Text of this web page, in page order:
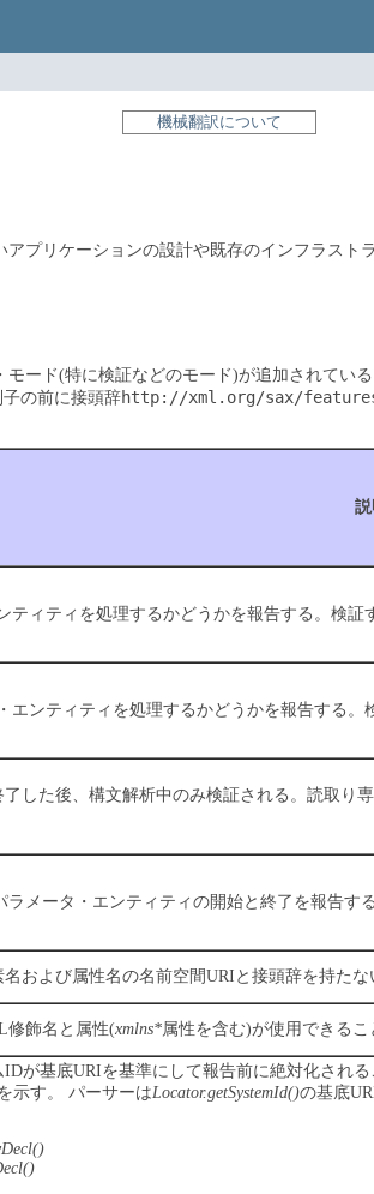
機械翻訳について
プリケーションの設計や既存のインフラス
ード(特に検証などのモード)が追加されている
の前に接頭辞http://xml.org/sax/
説
ティティを処理するかどうかを報告する。検証
エンティティを処理するかどうかを報告する。
した後、構文解析中のみ検証される。読取り専
ラメータ・エンティティの開始と終了を報告す
名および属性名の名前空間URIと接頭辞を持たな
修飾名と属性(xmlns*属性を含む)が使用できるこ
IDが基底URIを基準にして報告前に絶対化され
示す。
パーサーはLocator.getSystemId()の基底